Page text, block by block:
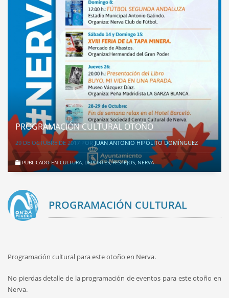
PROGRAMACIÓN CULTURAL OTOÑO
29 DE OCTUBRE DE 2017PORJUAN ANTONIO HIPÓLITO DOMÍNGUEZ
PUBLICADO EN CULTURA DEPORTES,FESTEJOS NERVA
PROGRAMACIÓN CULTURAL
Programación cultural para este otoño en Nerva.
No pierdas detalle de la programación de eventos para este otoño en
Nerva.